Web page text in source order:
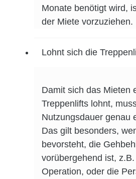
Monate benötigt wird,
der Miete vorzuziehen.
Lohnt sich die
Damit sich das Mieten
Treppenlifts lohnt,
Nutzungsdauer genau
Das gilt besonders,
bevorsteht, die
vorübergehend ist,
Operation, oder die